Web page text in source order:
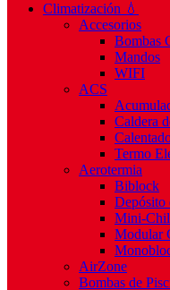
Climatización 💧
Accesorios
Bombas
Mandos
WIFI
ACS
Caldera
Termo
Aerotermia
Biblock
Depósito
Mini-
Modular
AirZone
Bombas de